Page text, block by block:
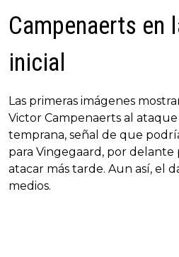
Campenaerts en
inicial
Las primeras imágenes
Victor Campenaerts al
temprana, señal de que
para Vingegaard, por delante
atacar más tarde. Aun así, el
medios.